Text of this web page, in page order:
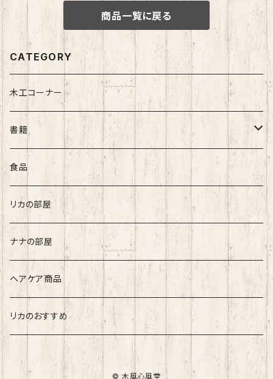
商品一覧に戻る
CATEGORY
木工コーナー
書籍
秋山利輝
長島 龍人
リカ
食品
リカの部屋
ナナの部屋
ヘアケア商品
リカのおすすめ
© 木風心風堂